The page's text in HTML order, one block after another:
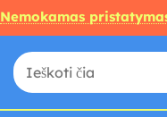
Nemokamas